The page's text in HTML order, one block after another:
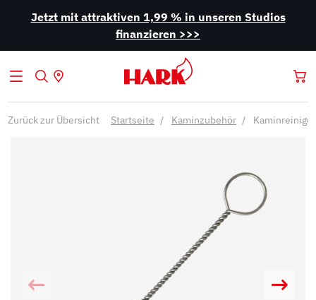
Jetzt mit attraktiven 1,99 % in unseren Studios
finanzieren >>>
Zurück zur Übersicht Startseite Kaminzubehör Kaminreiniger